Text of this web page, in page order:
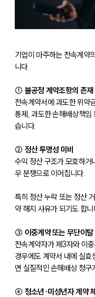
기업이 마주하는 전속계약
니다.
① 불공정 계약조항의 존재
전속계약서에 과도한 위약
통제, 과도한 손해배상책임
습니다.
② 정산 투명성 미비
수익 정산 구조가 모호하거
우 분쟁으로 이어집니다.
특히 정산 누락 또는 정산
약 해지 사유가 되기도 합니
③ 이중계약 또는 무단이탈
전속계약자가 제3자와 이
경우에도 계약서 내에 실
면 실질적인 손해배상 청구
④ 청소년·미성년자 계약